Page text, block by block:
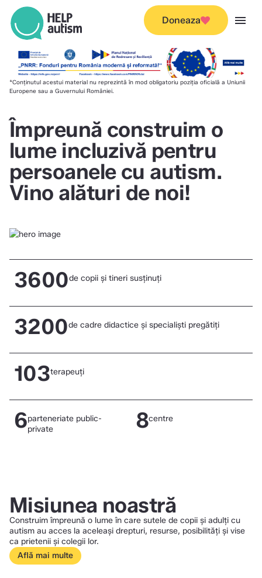
Doneaza menu
*Conținutul acestui material nu reprezintă în mod obligatoriu poziția oficială a Uniunii
Europene sau a Guvernului României.
Împreună construim o
lume incluzivă pentru
persoanele cu autism.
Vino alături de noi!
3600de copii și tineri susținuți
Află mai multe
3200de cadre didactice și specialiști pregătiți
Află mai multe
103terapeuți
Află mai multe
6parteneriate public-
private
8centre
Misiunea noastră
Construim împreună o lume în care sutele de copii și adulți cu
autism au acces la aceleași drepturi, resurse, posibilități și vise
ca prietenii și colegii lor.
Află mai multe